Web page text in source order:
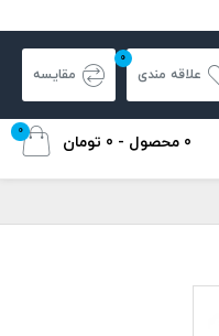
علاقه مندی مقایسه
0
0 محصول - 0 تومان
0